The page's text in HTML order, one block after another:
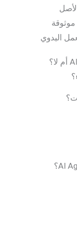
موثوقة
اليدوي